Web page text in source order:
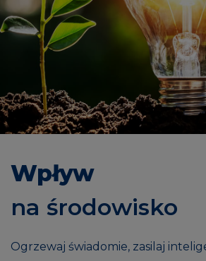
Wpływ
na środowisko
Ogrzewaj świadomie, zasilaj